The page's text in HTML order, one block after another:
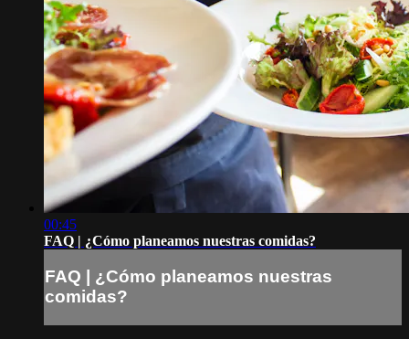
00:45
FAQ | ¿Cómo planeamos nuestras comidas?
FAQ | ¿Cómo planeamos nuestras
comidas?